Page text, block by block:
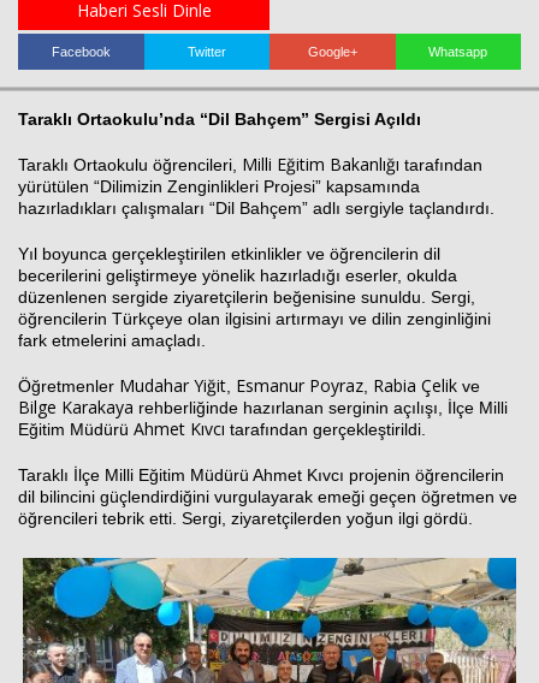
Haberi Sesli Dinle
Facebook Twitter Google+ Whatsapp
Taraklı Ortaokulu’nda “Dil Bahçem” Sergisi Açıldı
Taraklı Ortaokulu öğrencileri, Milli Eğitim Bakanlığı tarafından
yürütülen “Dilimizin Zenginlikleri Projesi” kapsamında
hazırladıkları çalışmaları “Dil Bahçem” adlı sergiyle taçlandırdı.
Yıl boyunca gerçekleştirilen etkinlikler ve öğrencilerin dil
becerilerini geliştirmeye yönelik hazırladığı eserler, okulda
düzenlenen sergide ziyaretçilerin beğenisine sunuldu. Sergi,
öğrencilerin Türkçeye olan ilgisini artırmayı ve dilin zenginliğini
fark etmelerini amaçladı.
Öğretmenler Mudahar Yiğit Esmanur Poyraz Rabia Çelik ve
Bilge Karakaya rehberliğinde hazırlanan serginin açılışı, İlçe Milli
Eğitim Müdürü Ahmet Kıvcı tarafından gerçekleştirildi.
Taraklı İlçe Milli Eğitim Müdürü Ahmet Kıvcı projenin öğrencilerin
dil bilincini güçlendirdiğini vurgulayarak emeği geçen öğretmen ve
öğrencileri tebrik etti. Sergi, ziyaretçilerden yoğun ilgi gördü.
Haberin Doğru Adresi.